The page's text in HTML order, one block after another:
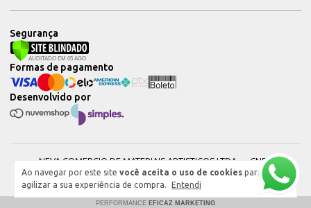
Ao navegar por este site você aceita o uso de cookies para
agilizar a sua experiência de compra.
Entendi
Segurança
Desenvolvido por
Formas de pagamento
NEVA COMERCIO DE MATERIAIS ARTISTICOS LTDA — CNPJ:
51604544000101 © 2026. Todos os direitos reservados.